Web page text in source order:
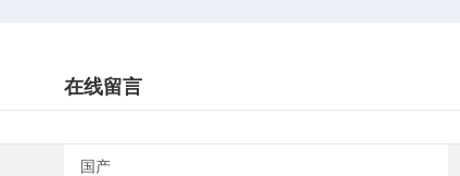
在线留言
国产